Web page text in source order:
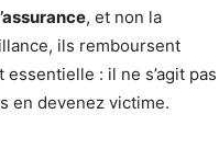
, et non la
ils remboursent
: il ne s’agit pas
en devenez victime.